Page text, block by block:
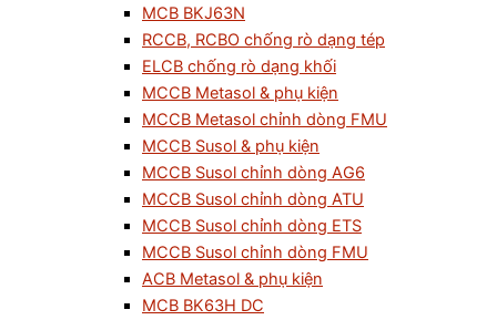
MCB BKJ63N
RCCB, RCBO chống rò dạng tép
ELCB chống rò dạng khối
MCCB Metasol & phụ kiện
MCCB Metasol chỉnh dòng FMU
MCCB Susol & phụ kiện
MCCB Susol chỉnh dòng AG6
MCCB Susol chỉnh dòng ATU
MCCB Susol chỉnh dòng ETS
MCCB Susol chỉnh dòng FMU
ACB Metasol & phụ kiện
MCB BK63H DC